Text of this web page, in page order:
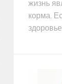
жизнь
корма.